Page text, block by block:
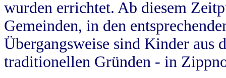
wurden errichtet. Ab diesem
Gemeinden, in den
Übergangsweise sind Kinder aus
traditionellen Gründen - in